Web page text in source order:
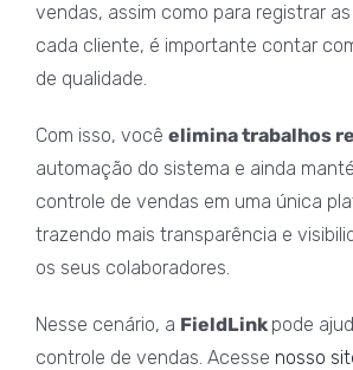
vendas, assim como para registrar
cada cliente, é importante contar
de qualidade.
Com isso, você elimina trabalhos
automação do sistema e ainda
controle de vendas em uma única
trazendo mais transparência e
os seus colaboradores.
Nesse cenário, a FieldLink pode
controle de vendas. Acesse nosso